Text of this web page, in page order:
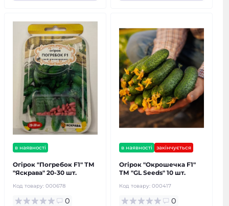
в наявності
Огірок "Погребок F1" ТМ
"Яскрава" 20-30 шт.
Код товару: 000678
0
в наявності закінчується
Огірок "Окрошечка F1"
ТМ "GL Seeds" 10 шт.
Код товару: 000417
0